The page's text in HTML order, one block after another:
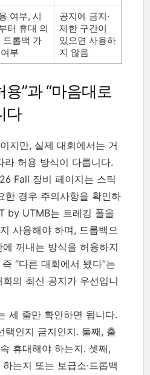
여부, 시
터 휴대 의
드롭백 가
부
공지에 금지·
제한 구간이
있으면 사용하
지 않음
”과 “마음대로
다
지만, 실제 대회에서는 거
라 허용 방식이 다릅니다.
Fall 장비 페이지는 스틱
한 경우 주의사항을 확인하
by UTMB는 트레킹 폴을
사용해야 하며, 드롭백으
꺼내는 방식을 허용하지
“다른 대회에서 됐다”는
의 최신 공지가 우선입니
세 줄만 확인하면 됩니다.
택인지 금지인지. 둘째, 출
휴대해야 하는지. 셋째,
는지 또는 보급소·드롭백